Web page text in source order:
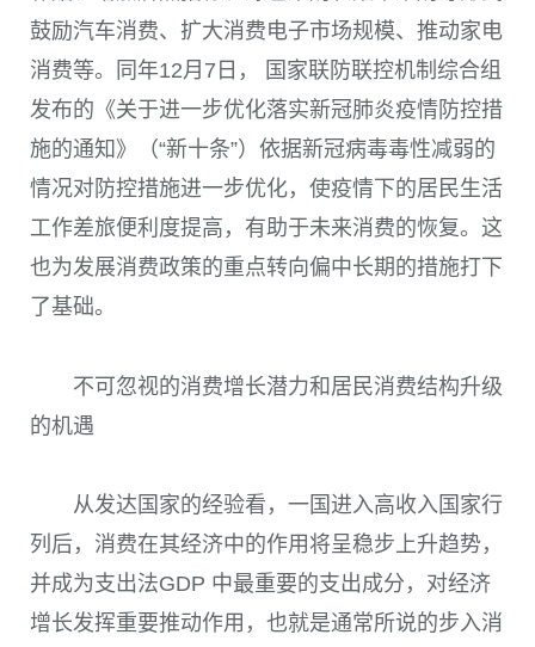
鼓励汽车消费、扩大消费电子市场规模、推动家电
消费等。同年12月 7 日， 国家联防联控机制综合组
发布的《关于进一步优化落实新冠肺炎疫情防控措
施的通知》（“新十条”）依据新冠病毒毒性减弱的
情况对防控措施进一步优化，使疫情下的居民生活
工作差旅便利度提高，有助于未来消费的恢复。这
也为发展消费政策的重点转向偏中长期的措施打下
了基础。
不可忽视的消费增长潜力和居民消费结构升级
的机遇
从发达国家的经验看，一国进入高收入国家行
列后，消费在其经济中的作用将呈稳步上升趋势，
并成为支出法GDP 中最重要的支出成分，对经济
增长发挥重要推动作用，也就是通常所说的步入消